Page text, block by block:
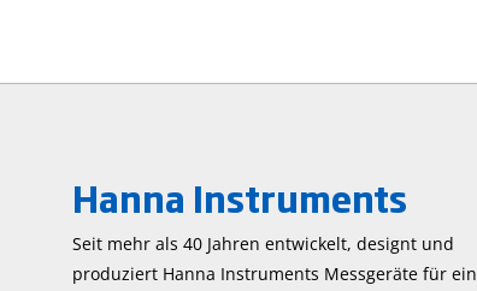
Hanna Instruments
Seit mehr als 40 Jahren entwickelt, designt und
produziert Hanna Instruments Mess­geräte für ein